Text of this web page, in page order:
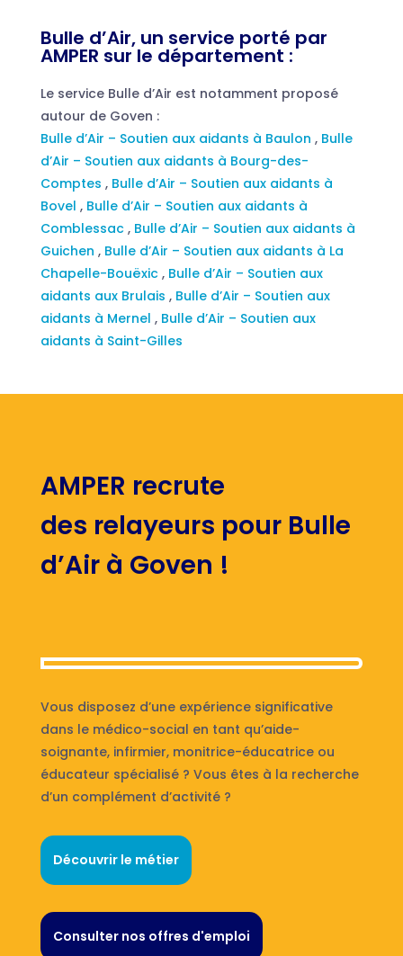
Bulle d’Air, un service porté par
AMPER sur le département :
Le service Bulle d’Air est notamment proposé
autour de Goven :
Bulle d’Air – Soutien aux aidants à Baulon , Bulle
d’Air – Soutien aux aidants à Bourg-des-
Comptes , Bulle d’Air – Soutien aux aidants à
Bovel , Bulle d’Air – Soutien aux aidants à
Comblessac , Bulle d’Air – Soutien aux aidants à
Guichen , Bulle d’Air – Soutien aux aidants à La
Chapelle-Bouëxic , Bulle d’Air – Soutien aux
aidants aux Brulais , Bulle d’Air – Soutien aux
aidants à Mernel , Bulle d’Air – Soutien aux
aidants à Saint-Gilles
AMPER recrute
des relayeurs pour Bulle
d’Air à Goven !
Vous disposez d’une expérience significative
dans le médico-social en tant qu’aide-
soignante, infirmier, monitrice-éducatrice ou
éducateur spécialisé ? Vous êtes à la recherche
d’un complément d’activité ?
Découvrir le métier
Consulter nos offres d'emploi